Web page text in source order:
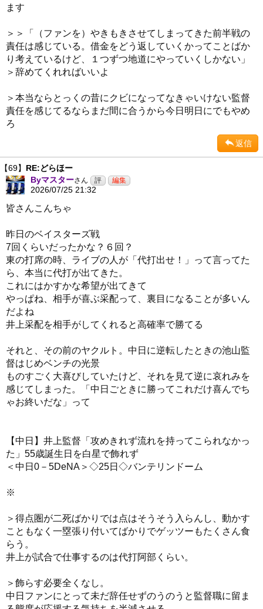
ます
＞＞「（ファンを）やきもきさせてしまってきた前半戦の
責任は感じている。借金をどう返していくかってことばか
り考えているけど、１つずつ地道にやっていくしかない」
＞辞めてくれればいいよ
＞本当ならとっくの昔にクビになってなきゃいけない監督
責任を感じてるならまだ間に合うから今日明日にでもやめ
ろ
返信
【69】 RE:どらほー
Byマスターさん
2026/07/25 21:32
皆さんこんちゃ
昨日のベイスターズ戦
7回くらいだったかな？６回？
東の打席の時、ライブの人が「代打出せ！」って言ってた
ら、本当に代打が出てきた。
これにはかすかな希望が出てきて
やっぱね、相手が喜ぶ采配って、裏目になることが多いん
だよね
井上采配を相手がしてくれると高確率で勝てる
それと、その前のヤクルト。中日に逆転したときの池山監
督はじめベンチの光景
ものすごく大喜びしていたけど、それを見て逆に哀れみを
感じてしまった。「中日ごときに勝ってこれだけ喜んでち
ゃお終いだな」って
【中日】井上監督「攻めきれず流れを持ってこられなかっ
た」55歳誕生日を白星で飾れず
＜中日0－5DeNA＞◇25日◇バンテリンドーム
※
＞得点圏が二死ばかりでは点はそうそう入らんし、動かす
こともなく一塁張り付いてばかりでゲッツーもたくさん食
らう。
井上が試合で仕事するのは代打阿部くらい。
＞飾らす必要全くなし。
中日ファンにとって未だ辞任せずのうのうと監督職に留ま